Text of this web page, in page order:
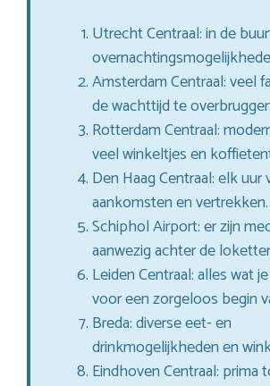
Utrecht Centraal: in de
Amsterdam Centraal: veel
de wachttijd te
Rotterdam Centraal:
veel winkeltjes en
Den Haag Centraal: elk uur
aankomsten en vertrekken.
Schiphol Airport: er zijn
aanwezig achter de
Leiden Centraal: alles wat
voor een zorgeloos begin
Breda: diverse eet- en
drinkmogelijkheden en
Eindhoven Centraal: prima